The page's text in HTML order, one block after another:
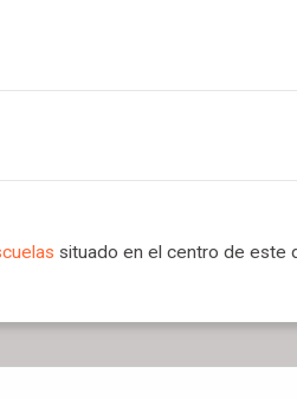
situado en el centro de este